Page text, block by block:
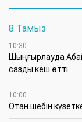
8 Тамыз
10:30
Шыңғырлауда
сазды кеш өтті
10:00
Отан шебін